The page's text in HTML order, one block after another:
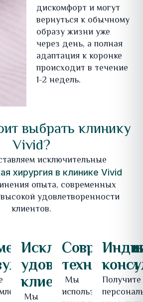
дискомфорт и могут
вернуться к обычному
образу жизни уже
через день, а полная
адаптация к коронке
происходит в течение
1-2 недель.
выбрать клинику
Vivid?
исключительные
хирургия в клинике Vivid
опыта, современных
удовлетворенности
клиентов.
Исключительное
удовлетворение
клиентов
Мы
технологии
Мы
используем
Получите